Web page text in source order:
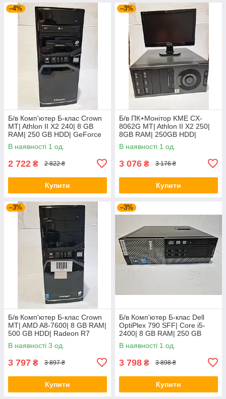
–4%
Б/в Комп'ютер Б-клас Crown
MT| Athlon II X2 240| 8 GB
RAM| 250 GB HDD| GeForce
GT 440 1GB
В наявності 1 од.
2 722 ₴ 2 822 ₴
Купити
–3%
Б/в ПК+Монітор KME CX-
8062G MT| Athlon II X2 250|
8GB RAM| 250GB HDD|
7025+Phil 160E| 16" 1366x768
| VGA
В наявності 1 од.
3 076 ₴ 3 176 ₴
Купити
–3%
Б/в Комп'ютер Б-клас Crown
MT| AMD A8-7600| 8 GB RAM|
500 GB HDD| Radeon R7
В наявності 3 од.
3 797 ₴ 3 897 ₴
Купити
–3%
Б/в Комп'ютер Б-клас Dell
OptiPlex 790 SFF| Core i5-
2400| 8 GB RAM| 250 GB
HDD| GeForce GT 610 2GB
В наявності 1 од.
3 798 ₴ 3 898 ₴
Купити